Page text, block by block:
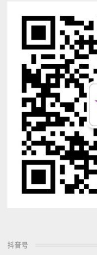
抖音号